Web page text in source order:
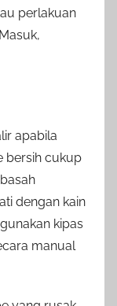
perlakuan
apabila
bersih cukup
dengan kain
kipas
manual